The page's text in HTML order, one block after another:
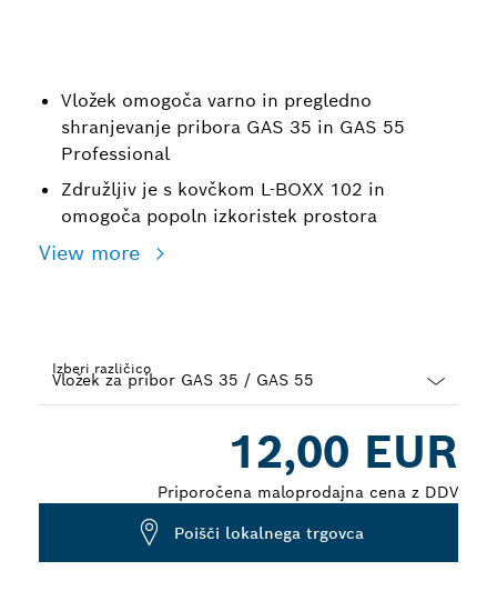
Vložek omogoča varno in pregledno
shranjevanje pribora GAS 35 in GAS 55
Professional
Združljiv je s kovčkom L-BOXX 102 in
omogoča popoln izkoristek prostora
View more
Izberi različico
12,00 EUR
Priporočena maloprodajna cena z DDV
Poišči lokalnega trgovca